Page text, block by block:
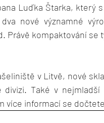
Luďka Štarka, který
nové významné
Právě kompaktování se
v Litvě, nové
divizi. Také v
více informací se